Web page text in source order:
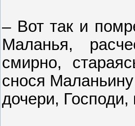
– Вот так и
Маланья,
смирно,
снося Маланьину
дочери, Господи,